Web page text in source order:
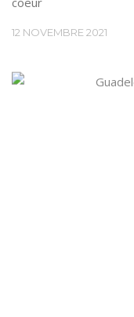
12 NOVEMBRE 2021